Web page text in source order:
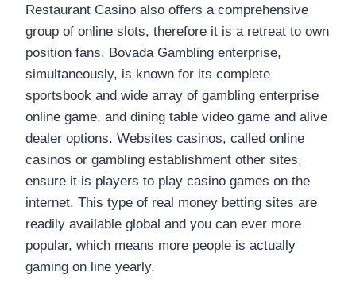
Restaurant Casino also offers a comprehensive
group of online slots, therefore it is a retreat to own
position fans. Bovada Gambling enterprise,
simultaneously, is known for its complete
sportsbook and wide array of gambling enterprise
online game, and dining table video game and alive
dealer options. Websites casinos, called online
casinos or gambling establishment other sites,
ensure it is players to play casino games on the
internet. This type of real money betting sites are
readily available global and you can ever more
popular, which means more people is actually
gaming on line yearly.